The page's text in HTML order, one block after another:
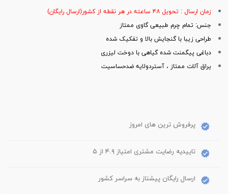
زمان ارسال : تحویل ۴۸ ساعته در هر نقطه از کشور(ارسال رایگان)
جنس: تمام چرم طبیعی گاوی ممتاز
طراحی زیبا با گنجایش بالا و تفکیک شده
دباغی پیگمنت شده گیاهی با دوخت لیزری
یراق آلات ممتاز ، آستردولایه ضدحساسیت
پرفروش ترین های امروز
تاییدیه رضایت مشتری امتیاز ۴.۹ از ۵
ارسال رایگان پیشتاز به سراسر کشور